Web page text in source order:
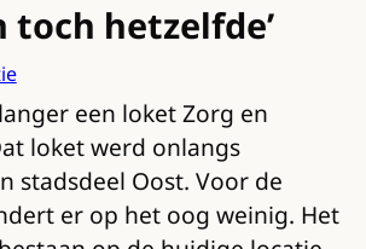
toch hetzelfde’
een loket Zorg en
loket werd onlangs
stadsdeel Oost. Voor de
er op het oog weinig. Het